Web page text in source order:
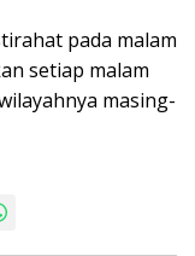
pada malam
setiap malam
masing-